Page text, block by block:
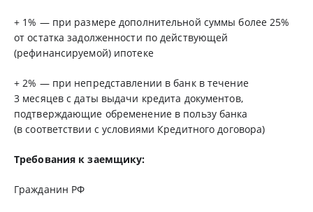
+ 1% — при размере дополнительной суммы более 25%
от остатка задолженности по действующей
(рефинансируемой) ипотеке
+ 2% — при непредставлении в банк в течение
3 месяцев с даты выдачи кредита документов,
подтверждающие обременение в пользу банка
(в соответствии с условиями Кредитного договора)
Требования к заемщику:
Гражданин РФ